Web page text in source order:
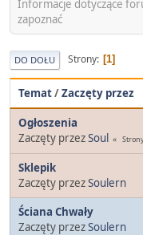
Informacje dotyczące
zapoznać
DO DOŁU Strony 1
Temat/Zaczęty przez
Ogłoszenia
Zaczęty przezSoul
Sklepik
Zaczęty przezSoulern
Ściana Chwały
Zaczęty przezSoulern